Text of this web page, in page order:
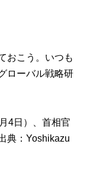
おこう。いつも
ローバル戦略研
4日）、首相官
典：Yoshikazu